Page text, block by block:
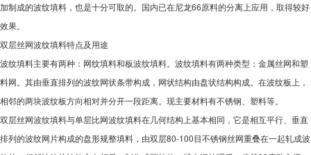
加制成的波纹填料，也是十分可取的。国内已在尼龙66原料的分离上应用，取得较好
效果。
双层丝网波纹填料特点及用途
波纹填料主要有两种：网纹填料和板波纹填料。波纹填料有两种类型：金属丝网和塑
料网。其由垂直排列的波纹网状条带构成，网状结构由盘状结构构成。在波纹板上，
相邻的两块波纹板方向相对并分开一段距离。现主要材料有不锈钢、塑料等。
双层丝网波纹填料与单层比网波纹填料在几何结构上基本相同，它是相互平行、垂直
排列的波纹网片构成的盘形规整填料，由双层80-100目不锈钢丝网重叠在一起轧成波